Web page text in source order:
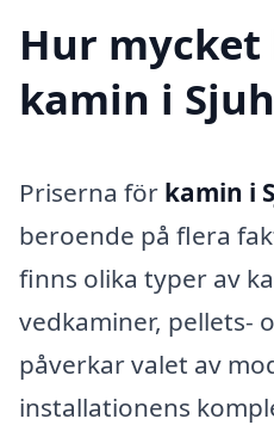
Hur
kamin i
Priserna för kamin i
beroende på flera
finns olika typer av
vedkaminer, pellets-
påverkar valet av
installationens